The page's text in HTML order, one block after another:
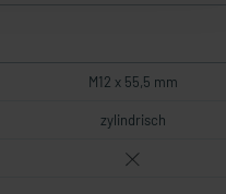
M12 x 55,5 mm
zylindrisch